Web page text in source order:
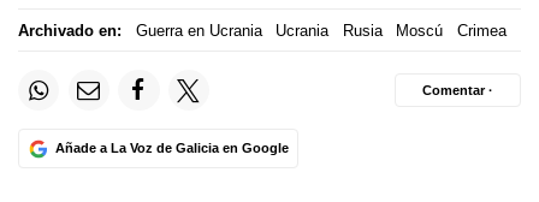
Archivado en: Guerra en Ucrania Ucrania Rusia Moscú Crimea
Añade a La Voz de Galicia en Google
Comentar ·